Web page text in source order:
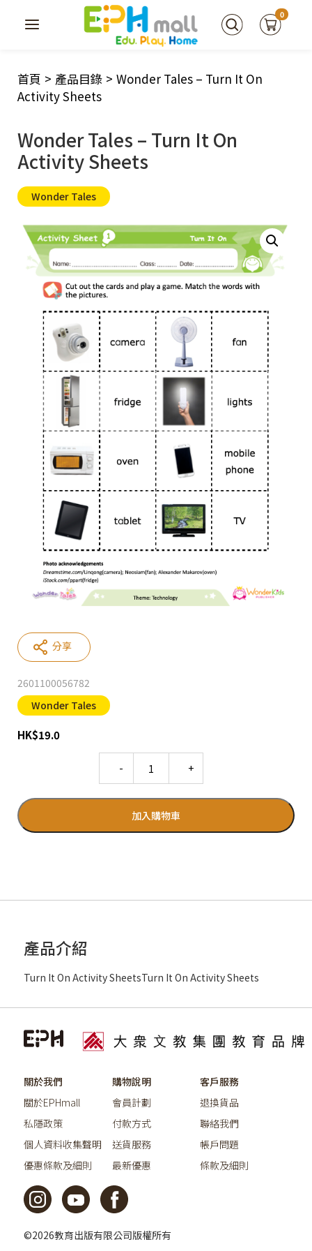
0
首頁 > 產品目錄 > Wonder Tales – Turn It On
Activity Sheets
Wonder Tales – Turn It On
Activity Sheets
Wonder Tales
2601100056782
Wonder Tales
HK$19.0
加入購物車
分享
產品介紹
Turn It On Activity SheetsTurn It On Activity Sheets
關於我們
關於EPHmall
私隱政策
個人資料收集聲明
優惠條款及細則
購物說明
會員計劃
付款方式
送貨服務
最新優惠
客戶服務
退換貨品
聯絡我們
帳戶問題
條款及細則
©2026教育出版有限公司版權所有